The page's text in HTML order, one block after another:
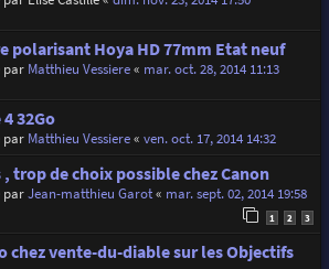
polarisant Hoya HD 77mm Etat neuf
par Matthieu Vessiere« mar. oct. 28, 2014 11:13
32Go
par Matthieu Vessiere« ven. oct. 17, 2014 14:32
trop de choix possible chez Canon
parJean-matthieu Garot« mar. sept. 02, 2014 19:58
1 2 3
chez vente-du-diable sur les Objectifs